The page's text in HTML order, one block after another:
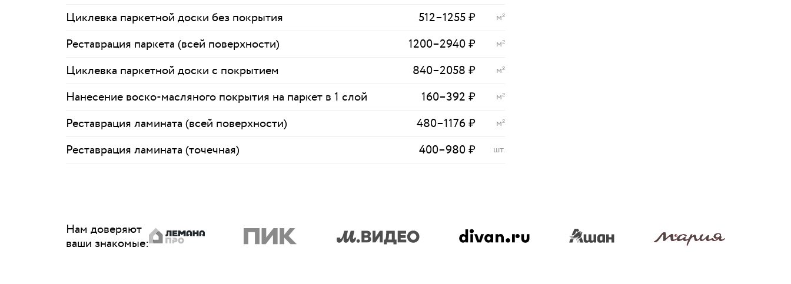
Циклевка паркетной доски без покрытия 512–1255₽ м²
Реставрация паркета (всей поверхности) 1200–2940₽ м²
Циклевка паркетной доски с покрытием 840–2058 ₽ м²
Нанесение воско-масляного покрытия на паркет в 1 слой 160–392 ₽ м²
Реставрация ламината (всей поверхности) 480–1176₽ м²
Реставрация ламината (точечная) 400–980₽ шт.
Нам доверяют
ваши знакомые: